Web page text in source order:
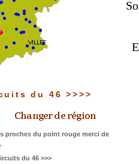
du 46 >>>>
proches du point rouge merci de
du 46 >>>